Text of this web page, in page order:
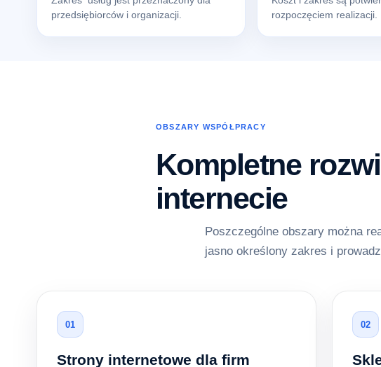
przedsiębiorców i organizacji.
rozpoczęciem realizacji.
OBSZARY WSPÓŁPRACY
Kompletne
internecie
Poszczególne obszary można
jasno określony zakres i
01
Strony internetowe dla firm
02